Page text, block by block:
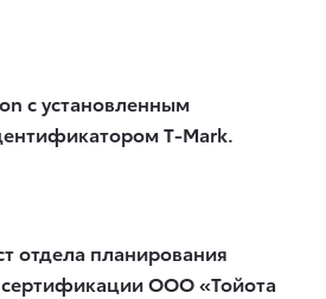
с установленным
T-Mark.
отдела планирования
ООО «Тойота